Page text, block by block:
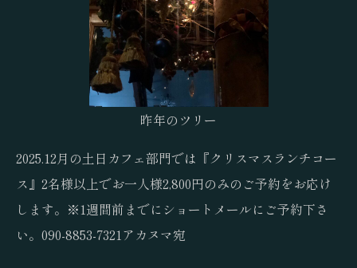
昨年のツリー
2025.12月の土日カフェ部門では『クリスマスランチコー
ス』2名様以上でお一人様2,800円のみのご予約をお応け
します。※1週間前までにショートメールにご予約下さ
い。090-8853-7321アカヌマ宛